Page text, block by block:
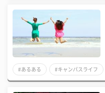
#あるある #キャンパスライフ